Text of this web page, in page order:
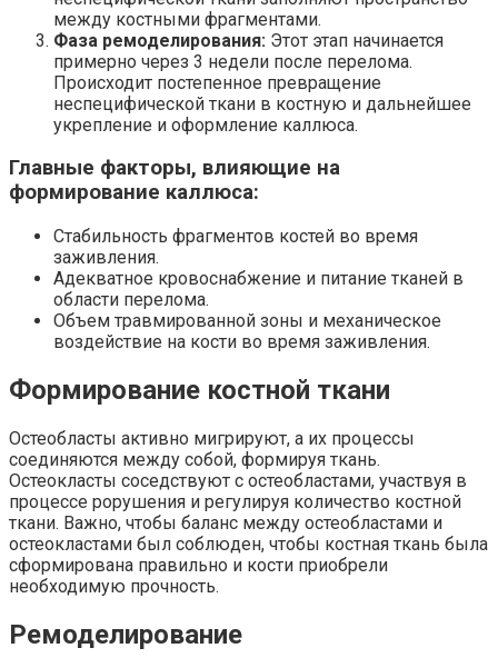
между костными фрагментами.
Фаза ремоделирования: Этот этап начинается
примерно через 3 недели после перелома.
Происходит постепенное превращение
неспецифической ткани в костную и дальнейшее
укрепление и оформление каллюса.
Главные факторы, влияющие на
формирование каллюса:
Стабильность фрагментов костей во время
заживления.
Адекватное кровоснабжение и питание тканей в
области перелома.
Объем травмированной зоны и механическое
воздействие на кости во время заживления.
Формирование костной ткани
Остеобласты активно мигрируют, а их процессы
соединяются между собой, формируя ткань.
Остеокласты соседствуют с остеобластами, участвуя в
процессе рорушения и регулируя количество костной
ткани. Важно, чтобы баланс между остеобластами и
остеокластами был соблюден, чтобы костная ткань была
сформирована правильно и кости приобрели
необходимую прочность.
Ремоделирование